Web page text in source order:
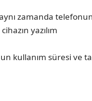
zamanda
yazılım
kullanım süresi ve